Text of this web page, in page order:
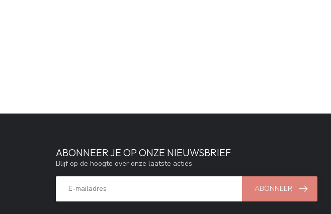
ABONNEER JE OP ONZE NIEUWSBRIEF
Blijf op de hoogte over onze laatste acties
ABONNEER